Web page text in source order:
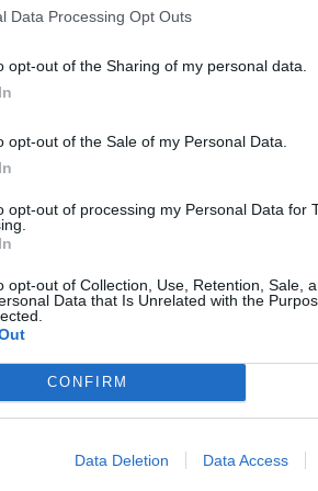
Data Processing Opt Outs
opt-out of the Sharing of my personal data.
opt-out of the Sale of my Personal Data.
opt-out of processing my Personal Data for
opt-out of Collection, Use, Retention, Sale,
Data that Is Unrelated with the
CONFIRM
Data Deletion Data Access
Maladies
BEBE – Epidémie de
bronchiolites
à
...